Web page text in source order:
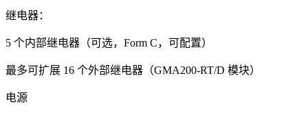
继电器：
5 个内部继电器（可选，Form C，可配置）
最多可扩展 16 个外部继电器（GMA200-RT/D 模块）
电源